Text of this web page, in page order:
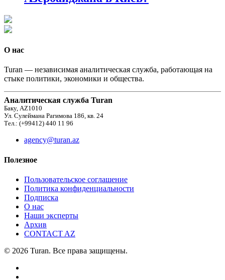
О нас
Turan — независимая аналитическая служба, работающая на
стыке политики, экономики и общества.
Аналитическая служба Turan
Баку, AZ1010
Ул. Сулеймана Рагимова 186, кв. 24
Тел.: (+99412) 440 11 96
agency@turan.az
Полезное
Пользовательское соглашение
Политика конфиденциальности
Подписка
О нас
Наши эксперты
Архив
CONTACT AZ
© 2026 Turan. Все права защищены.